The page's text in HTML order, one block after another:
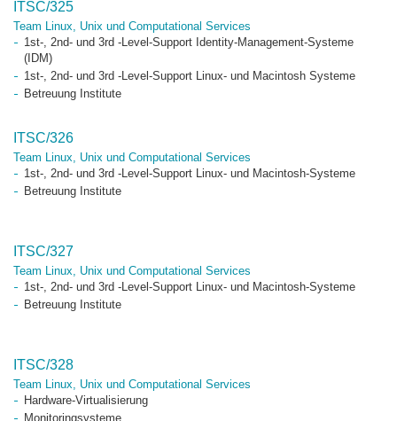
ITSC/325
Team Linux, Unix und Computational Services
1st-, 2nd- und 3rd -Level-Support Identity-Management-Systeme
(IDM)
1st-, 2nd- und 3rd -Level-Support Linux- und Macintosh Systeme
Betreuung Institute
ITSC/326
Team Linux, Unix und Computational Services
1st-, 2nd- und 3rd -Level-Support Linux- und Macintosh-Systeme
Betreuung Institute
ITSC/327
Team Linux, Unix und Computational Services
1st-, 2nd- und 3rd -Level-Support Linux- und Macintosh-Systeme
Betreuung Institute
ITSC/328
Team Linux, Unix und Computational Services
Hardware-Virtualisierung
Monitoringsysteme